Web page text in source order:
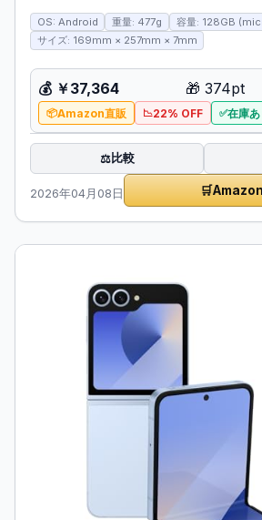
OS: Android 重量: 477g
容量: 128GB
サイズ: 169mm × 257mm × 7mm
💰 ￥37,364 🎁 374pt
Amazon直販 22% OFF 在庫あ
⚖️比較
2026年04月08日 🛒